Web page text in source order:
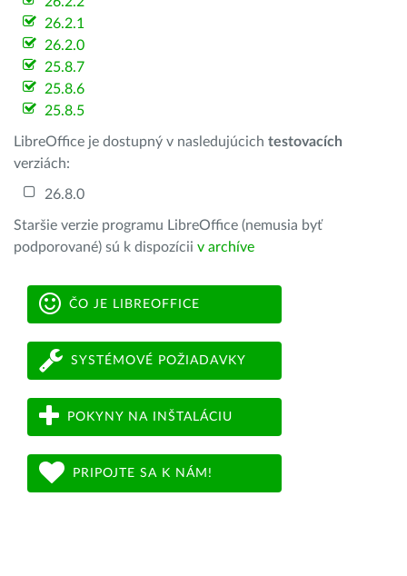
26.2.1
26.2.0
25.8.7
25.8.6
25.8.5
LibreOffice je dostupný v nasledujúcich testovacích
verziách:
26.8.0
Staršie verzie programu LibreOffice (nemusia byť
podporované) sú k dispozícii v archíve
ČO JE LIBREOFFICE
SYSTÉMOVÉ POŽIADAVKY
POKYNY NA INŠTALÁCIU
PRIPOJTE SA K NÁM!